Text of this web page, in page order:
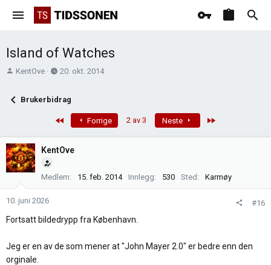
Island of Watches
T
å
a
r
t
KentOve
O
e
e
20. okt. 2014
Brukerbidrag
Forrige 2 av 3 Neste
KentOve
Medlem 15. feb. 2014 Innlegg 530 Sted Karmøy
10. juni 2026 #16
Fortsatt bildedrypp fra København.
Jeg er en av de som mener at "John Mayer 2.0" er bedre enn den
orginale.